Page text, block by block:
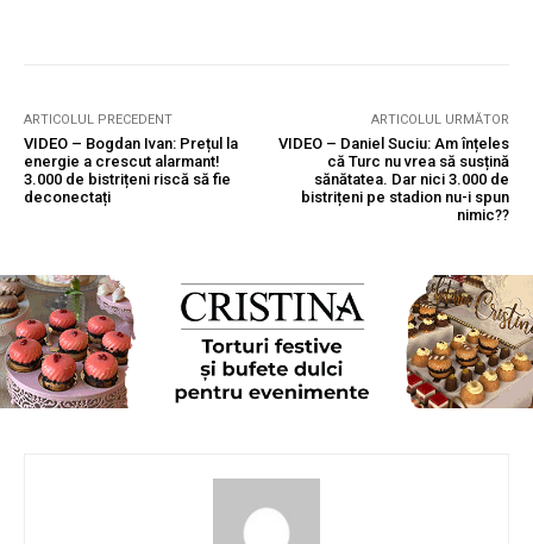
ARTICOLUL PRECEDENT
VIDEO – Bogdan Ivan: Prețul la
energie a crescut alarmant!
3.000 de bistrițeni riscă să fie
deconectați
ARTICOLUL URMĂTOR
VIDEO – Daniel Suciu: Am înțeles
că Turc nu vrea să susțină
sănătatea. Dar nici 3.000 de
bistrițeni pe stadion nu-i spun
nimic??